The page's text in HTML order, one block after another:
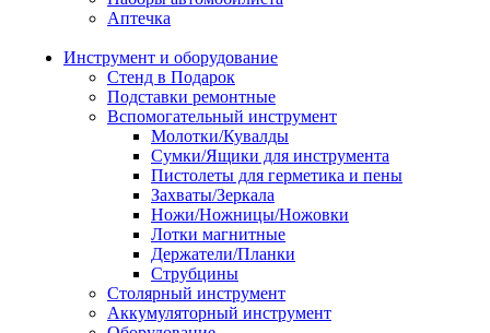
Аптечка
Инструмент и оборудование
Стенд в Подарок
Подставки ремонтные
Вспомогательный инструмент
Молотки/Кувалды
Сумки/Ящики для инструмента
Пистолеты для герметика и пены
Захваты/Зеркала
Ножи/Ножницы/Ножовки
Лотки магнитные
Держатели/Планки
Струбцины
Столярный инструмент
Аккумуляторный инструмент